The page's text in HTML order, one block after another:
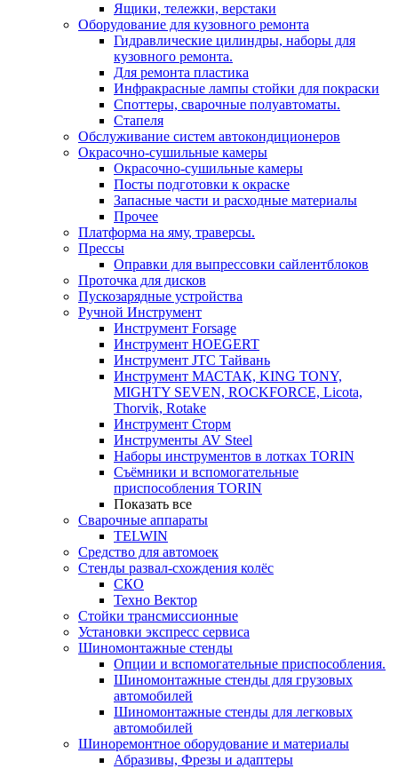
Ящики, тележки, верстаки
Оборудование для кузовного ремонта
Гидравлические цилиндры, наборы для
кузовного ремонта.
Для ремонта пластика
Инфракрасные лампы стойки для покраски
Споттеры, сварочные полуавтоматы.
Стапеля
Обслуживание систем автокондиционеров
Окрасочно-сушильные камеры
Окрасочно-сушильные камеры
Посты подготовки к окраске
Запасные части и расходные материалы
Прочее
Платформа на яму, траверсы.
Прессы
Оправки для выпрессовки сайлентблоков
Проточка для дисков
Пускозарядные устройства
Ручной Инструмент
Инструмент Forsage
Инструмент HOEGERT
Инструмент JTC Тайвань
Инструмент МАСТАК, KING TONY,
MIGHTY SEVEN, ROCKFORCE, Licota,
Thorvik, Rotake
Инструмент Сторм
Инструменты AV Steel
Наборы инструментов в лотках TORIN
Съёмники и вспомогательные
приспособления TORIN
Показать все
Сварочные аппараты
TELWIN
Средство для автомоек
Стенды развал-схождения колёс
СКО
Техно Вектор
Стойки трансмиссионные
Установки экспресс сервиса
Шиномонтажные стенды
Опции и вспомогательные приспособления.
Шиномонтажные стенды для грузовых
автомобилей
Шиномонтажные стенды для легковых
автомобилей
Шиноремонтное оборудование и материалы
Абразивы, Фрезы и адаптеры